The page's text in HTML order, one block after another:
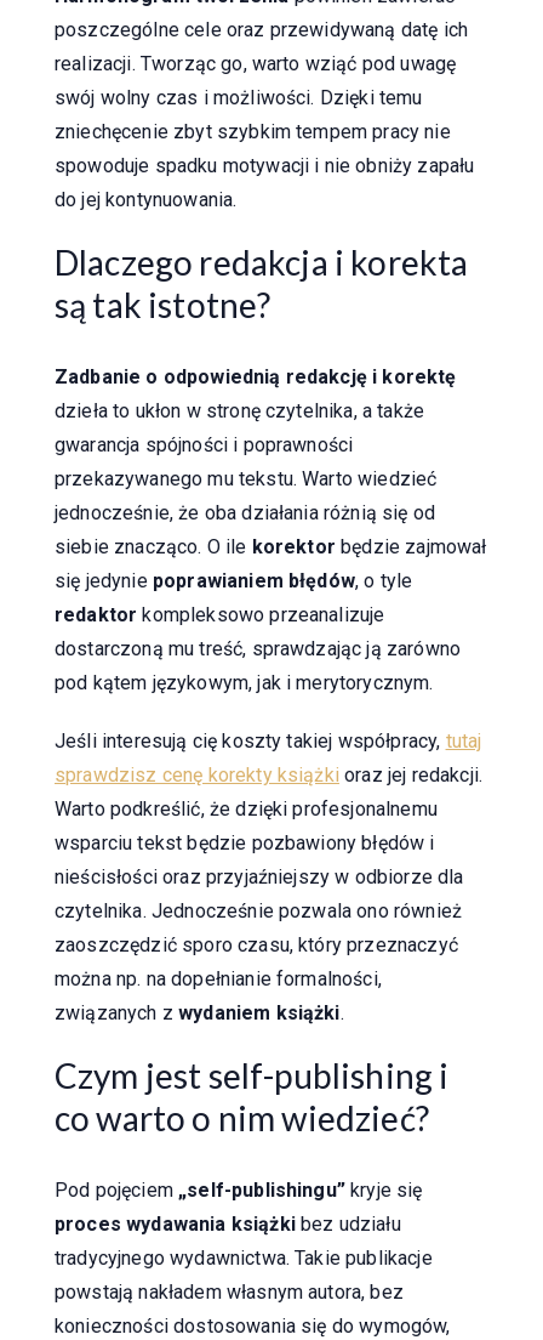
poszczególne cele oraz przewidywaną datę ich
realizacji. Tworząc go, warto wziąć pod uwagę
swój wolny czas i możliwości. Dzięki temu
zniechęcenie zbyt szybkim tempem pracy nie
spowoduje spadku motywacji i nie obniży zapału
do jej kontynuowania.
Dlaczego redakcja i korekta
są tak istotne?
Zadbanie o odpowiednią redakcję i korektę
dzieła to ukłon w stronę czytelnika, a także
gwarancja spójności i poprawności
przekazywanego mu tekstu. Warto wiedzieć
jednocześnie, że oba działania różnią się od
siebie znacząco. O ile korektor będzie zajmował
się jedynie poprawianiem błędów, o tyle
redaktor kompleksowo przeanalizuje
dostarczoną mu treść, sprawdzając ją zarówno
pod kątem językowym, jak i merytorycznym.
Jeśli interesują cię koszty takiej współpracy, tutaj
sprawdzisz cenę korekty książki oraz jej redakcji.
Warto podkreślić, że dzięki profesjonalnemu
wsparciu tekst będzie pozbawiony błędów i
nieścisłości oraz przyjaźniejszy w odbiorze dla
czytelnika. Jednocześnie pozwala ono również
zaoszczędzić sporo czasu, który przeznaczyć
można np. na dopełnianie formalności,
związanych zwydaniem książki.
Czym jest self-publishing i
co warto o nim wiedzieć?
Pod pojęciem „self-publishingu” kryje się
proces wydawania książki bez udziału
tradycyjnego wydawnictwa. Takie publikacje
powstają nakładem własnym autora, bez
konieczności dostosowania się do wymogów,